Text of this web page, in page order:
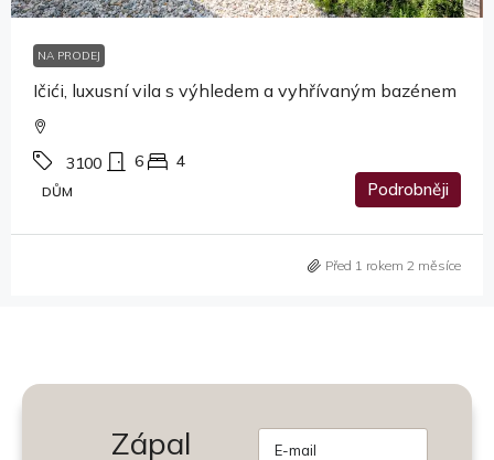
NA PRODEJ
Ičići, luxusní vila s výhledem a vyhřívaným bazénem
3100 6 4
DŮM Podrobněji
Před 1 rokem 2 měsíce
Zápal